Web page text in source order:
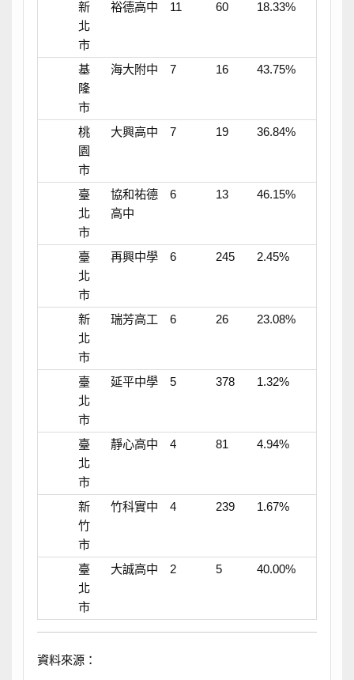
新
北
市
裕德高中 11 60 18.33%
基
隆
市
海大附中 7 16 43.75%
桃
園
市
大興高中 7 19 36.84%
臺
北
市
協和祐德
高中
6 13 46.15%
臺
北
市
再興中學 6 245 2.45%
新
北
市
瑞芳高工 6 26 23.08%
臺
北
市
延平中學 5 378 1.32%
臺
北
市
靜心高中 4 81 4.94%
新
竹
市
竹科實中 4 239 1.67%
臺
北
市
大誠高中 2 5 40.00%
資料來源：